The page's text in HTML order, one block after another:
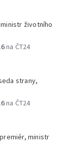
životního
na ČT24
strany,
na ČT24
ministr